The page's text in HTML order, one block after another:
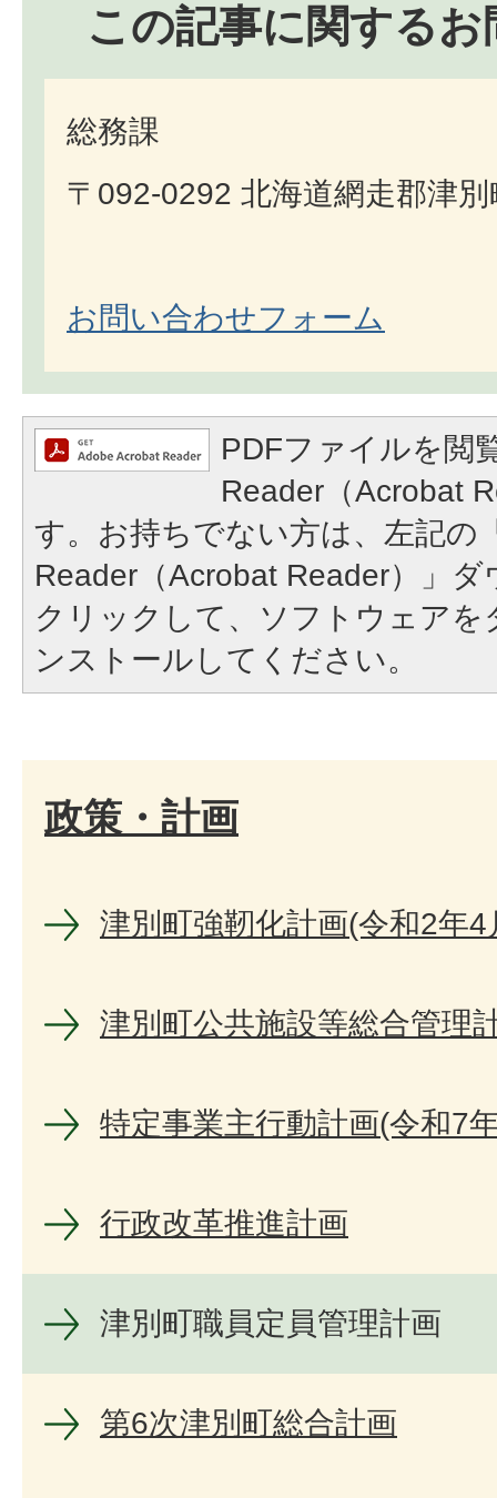
この記事に関する
総務課
〒092-0292 北海道網走郡津
お問い合わせフォーム
PDFファイルを閲
Reader（Acrobat
す。お持ちでない方は、左記の
Reader（Acrobat Reader）」
クリックして、ソフトウェア
ンストールしてください。
政策・計画
津別町強靭化計画(令和2年4
津別町公共施設等総合管理
特定事業主行動計画(令和7
行政改革推進計画
津別町職員定員管理計画
第6次津別町総合計画